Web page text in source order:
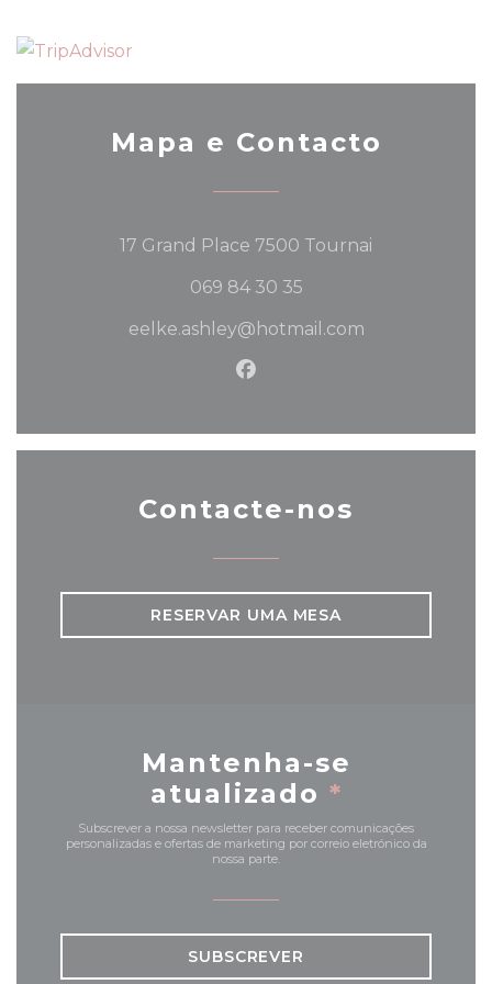
Mapa e Contacto
17 Grand Place 7500 Tournai
069 84 30 35
eelke.ashley@hotmail.com
Facebook ((abre numa
Contacte-nos
RESERVAR UMA MESA
Mantenha-se
atualizado *
Subscrever a nossa newsletter para receber comunicações
personalizadas e ofertas de marketing por correio eletrónico da
nossa parte.
SUBSCREVER